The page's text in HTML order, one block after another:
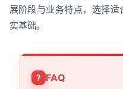
展阶段与业务特点，选择
实基础。
FAQ